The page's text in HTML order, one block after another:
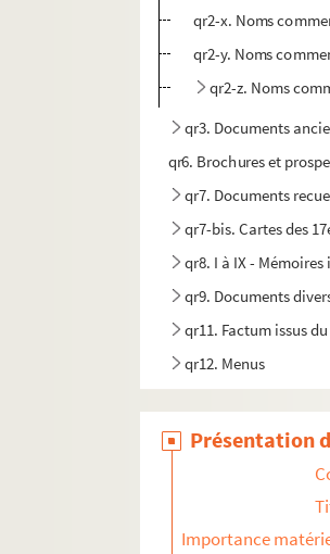
qr2-x. Noms
qr2-y. Noms
qr2-z. Noms
qr3. Documents
qr6. Brochures et
qr7. Documents
qr7-bis. Cartes des
qr8. I à IX -
qr9. Documents
qr11. Factum issus
qr12. Menus
qr5. Documentation
qr13. Documents
qr14. Ouvrages de
c64-3. Carton 64-3 :
Présentation
Importance